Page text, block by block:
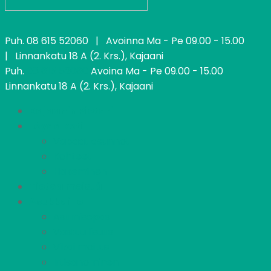
Puh. 08 615 52060 | Avoinna Ma - Pe 09.00 - 15.00
| Linnankatu 18 A (2. Krs.), Kajaani
Puh.
Avoina Ma - Pe 09.00 - 15.00
Linnankatu 18 A (2. Krs.), Kajaani